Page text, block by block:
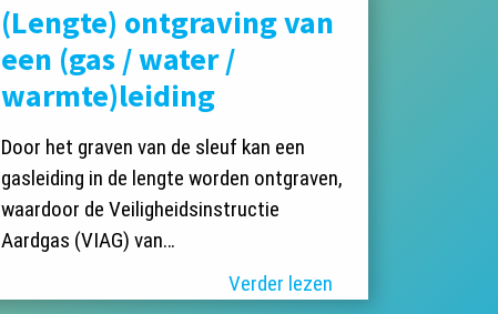
(Lengte) ontgraving van
een (gas / water /
warmte)leiding
Door het graven van de sleuf kan een
gasleiding in de lengte worden ontgraven,
waardoor de Veiligheidsinstructie
Aardgas (VIAG) van…
Verder lezen